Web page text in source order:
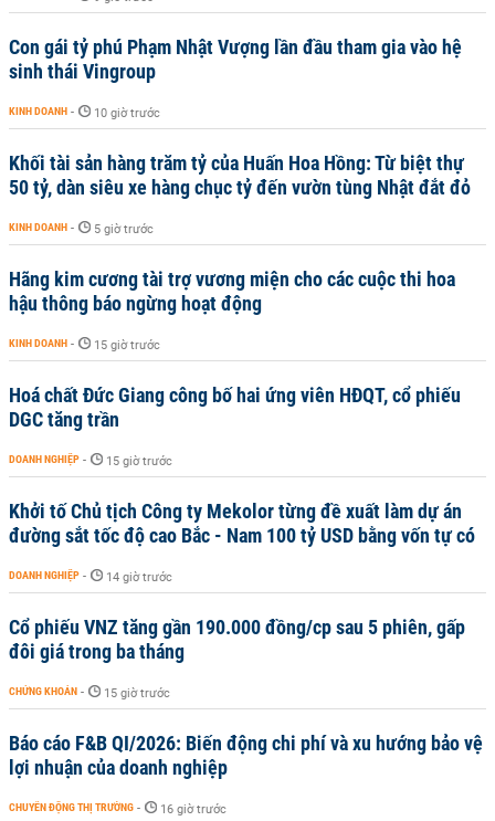
Con gái tỷ phú Phạm Nhật Vượng lần đầu tham gia vào hệ
sinh thái Vingroup
KINH DOANH - 10 giờ trước
Khối tài sản hàng trăm tỷ của Huấn Hoa Hồng: Từ biệt thự
50 tỷ, dàn siêu xe hàng chục tỷ đến vườn tùng Nhật đắt đỏ
KINH DOANH - 5 giờ trước
Hãng kim cương tài trợ vương miện cho các cuộc thi hoa
hậu thông báo ngừng hoạt động
KINH DOANH - 15 giờ trước
Hoá chất Đức Giang công bố hai ứng viên HĐQT, cổ phiếu
DGC tăng trần
DOANH NGHIỆP - 15 giờ trước
Khởi tố Chủ tịch Công ty Mekolor từng đề xuất làm dự án
đường sắt tốc độ cao Bắc - Nam 100 tỷ USD bằng vốn tự có
DOANH NGHIỆP - 14 giờ trước
Cổ phiếu VNZ tăng gần 190.000 đồng/cp sau 5 phiên, gấp
đôi giá trong ba tháng
CHỨNG KHOÁN - 15 giờ trước
Báo cáo F&B QI/2026: Biến động chi phí và xu hướng bảo vệ
lợi nhuận của doanh nghiệp
CHUYỂN ĐỘNG THỊ TRƯỜNG - 16 giờ trước